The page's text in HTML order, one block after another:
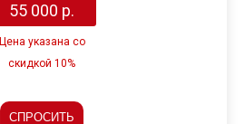
55 000 р.
Цена указана со
скидкой 10%
СПРОСИТЬ